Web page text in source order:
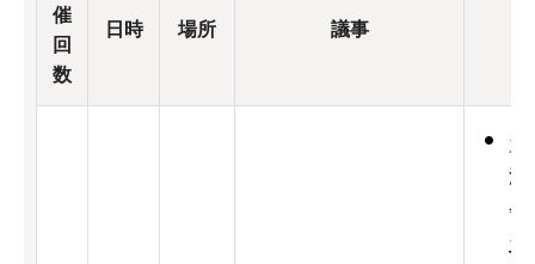
催
回
数
日時 場所 議事
資
減
会
資